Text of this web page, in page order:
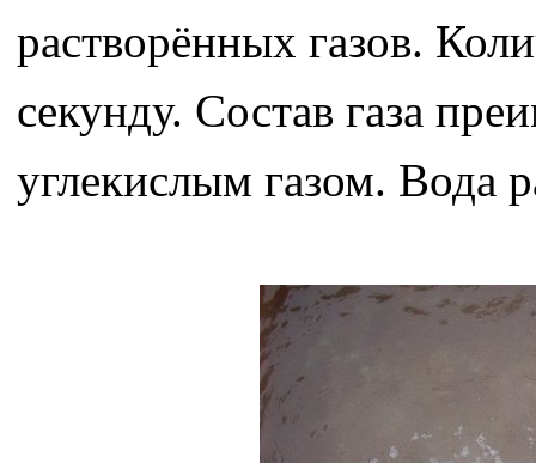
растворённых газов.
секунду. Состав газа
углекислым газом. Вода